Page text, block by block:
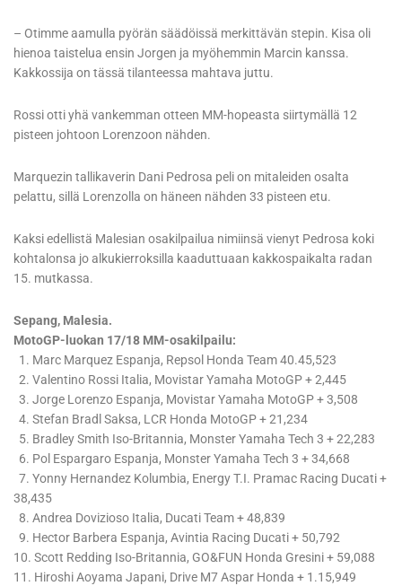
– Otimme aamulla pyörän säädöissä merkittävän stepin. Kisa oli
hienoa taistelua ensin Jorgen ja myöhemmin Marcin kanssa.
Kakkossija on tässä tilanteessa mahtava juttu.
Rossi otti yhä vankemman otteen MM-hopeasta siirtymällä 12
pisteen johtoon Lorenzoon nähden.
Marquezin tallikaverin Dani Pedrosa peli on mitaleiden osalta
pelattu, sillä Lorenzolla on häneen nähden 33 pisteen etu.
Kaksi edellistä Malesian osakilpailua nimiinsä vienyt Pedrosa koki
kohtalonsa jo alkukierroksilla kaaduttuaan kakkospaikalta radan
15. mutkassa.
Sepang, Malesia.
MotoGP-luokan 17/18 MM-osakilpailu:
1. Marc Marquez Espanja, Repsol Honda Team 40.45,523
2. Valentino Rossi Italia, Movistar Yamaha MotoGP + 2,445
3. Jorge Lorenzo Espanja, Movistar Yamaha MotoGP + 3,508
4. Stefan Bradl Saksa, LCR Honda MotoGP + 21,234
5. Bradley Smith Iso-Britannia, Monster Yamaha Tech 3 + 22,283
6. Pol Espargaro Espanja, Monster Yamaha Tech 3 + 34,668
7. Yonny Hernandez Kolumbia, Energy T.I. Pramac Racing Ducati +
38,435
8. Andrea Dovizioso Italia, Ducati Team + 48,839
9. Hector Barbera Espanja, Avintia Racing Ducati + 50,792
10. Scott Redding Iso-Britannia, GO&FUN Honda Gresini + 59,088
11. Hiroshi Aoyama Japani, Drive M7 Aspar Honda + 1.15,949